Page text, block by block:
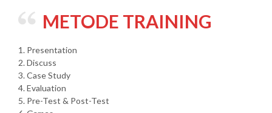
METODE TRAINING
1. Presentation
2. Discuss
3. Case Study
4. Evaluation
5. Pre-Test & Post-Test